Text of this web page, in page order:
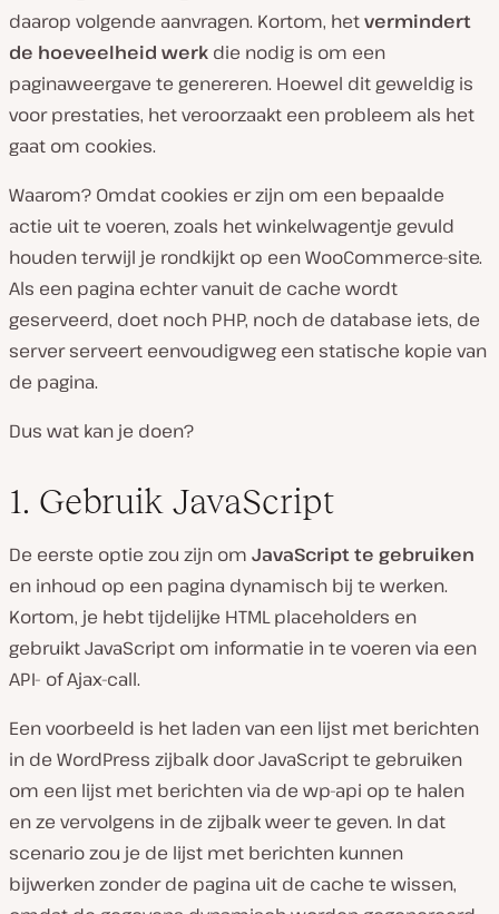
daarop volgende aanvragen. Kortom, hetvermindert
de hoeveelheid werk die nodig is om een
paginaweergave te genereren. Hoewel dit geweldig is
voor prestaties, het veroorzaakt een probleem als het
gaat om cookies.
Waarom? Omdat cookies er zijn om een bepaalde
actie uit te voeren, zoals het winkelwagentje gevuld
houden terwijl je rondkijkt op een WooCommerce-site.
Als een pagina echter vanuit de cache wordt
geserveerd, doet noch PHP, noch de database iets, de
server serveert eenvoudigweg een statische kopie van
de pagina.
Dus wat kan je doen?
1. Gebruik JavaScript
De eerste optie zou zijn om JavaScript te gebruiken
en inhoud op een pagina dynamisch bij te werken.
Kortom, je hebt tijdelijke HTML placeholders en
gebruikt JavaScript om informatie in te voeren via een
API- of Ajax-call.
Een voorbeeld is het laden van een lijst met berichten
in de WordPress zijbalk door JavaScript te gebruiken
om een lijst met berichten via de wp-api op te halen
en ze vervolgens in de zijbalk weer te geven. In dat
scenario zou je de lijst met berichten kunnen
bijwerken zonder de pagina uit de cache te wissen,